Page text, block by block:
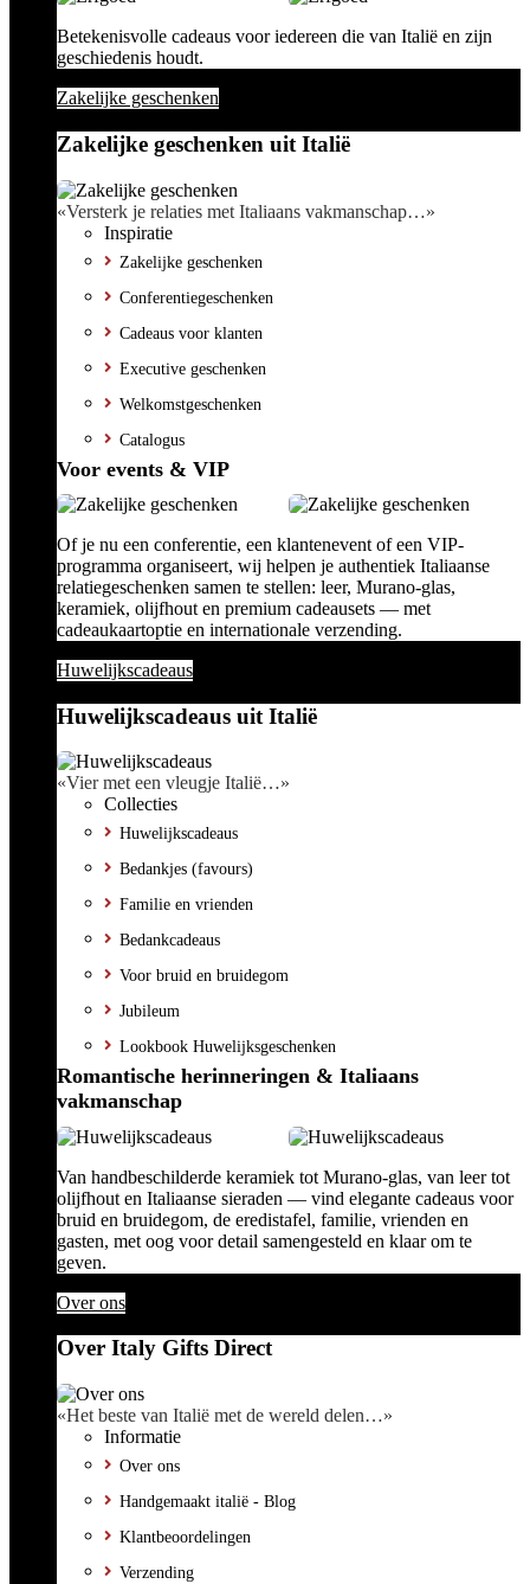
Betekenisvolle cadeaus voor iedereen die van Italië en zijn
geschiedenis houdt.
Zakelijke geschenken
Zakelijke geschenken uit Italië
«Versterk je relaties met Italiaans vakmanschap…»
Inspiratie
Zakelijke geschenken
Conferentiegeschenken
Cadeaus voor klanten
Executive geschenken
Welkomstgeschenken
Catalogus
Voor events & VIP
Of je nu een conferentie, een klantenevent of een VIP-
programma organiseert, wij helpen je authentiek Italiaanse
relatiegeschenken samen te stellen: leer, Murano-glas,
keramiek, olijfhout en premium cadeausets — met
cadeaukaartoptie en internationale verzending.
Huwelijkscadeaus
Huwelijkscadeaus uit Italië
«Vier met een vleugje Italië…»
Collecties
Huwelijkscadeaus
Bedankjes (favours)
Familie en vrienden
Bedankcadeaus
Voor bruid en bruidegom
Jubileum
Lookbook Huwelijksgeschenken
Romantische herinneringen & Italiaans
vakmanschap
Van handbeschilderde keramiek tot Murano-glas, van leer tot
olijfhout en Italiaanse sieraden — vind elegante cadeaus voor
bruid en bruidegom, de eredistafel, familie, vrienden en
gasten, met oog voor detail samengesteld en klaar om te
geven.
Over ons
Over Italy Gifts Direct
«Het beste van Italië met de wereld delen…»
Informatie
Over ons
Handgemaakt italië - Blog
Klantbeoordelingen
Verzending